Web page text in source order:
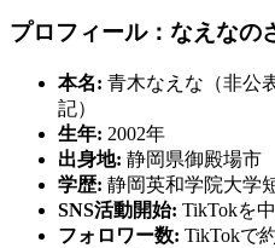
プロフィール：なえなの
本名: 青木なえな（非公
記）
生年: 2002年
出身地: 静岡県御殿場市
学歴: 静岡英和学院大学
SNS活動開始: TikTokを
フォロワー数: TikTokで